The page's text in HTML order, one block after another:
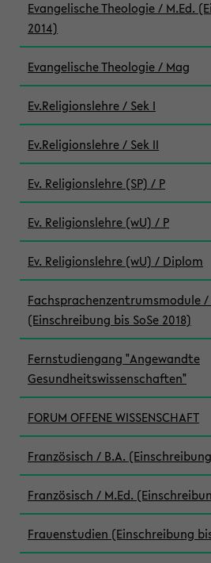
Evangelische Theologie / M.Ed.
2014)
Evangelische Theologie / Mag
Ev.Religionslehre / Sek I
Ev.Religionslehre / Sek II
Ev. Religionslehre (SP) / P
Ev. Religionslehre (wU) / P
Ev. Religionslehre (wU) / Diplom
Fachsprachenzentrumsmodule /
(Einschreibung bis SoSe 2018)
Fernstudiengang "Angewandte
Gesundheitswissenschaften"
FORUM OFFENE WISSENSCHAFT
Französisch / B.A.
Französisch / M.Ed.
Frauenstudien (Einschreibung